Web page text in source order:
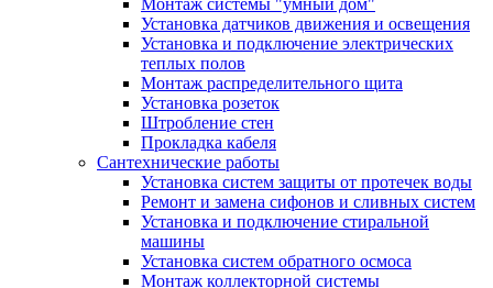
Монтаж системы "умный дом"
Установка датчиков движения и освещения
Установка и подключение электрических
теплых полов
Монтаж распределительного щита
Установка розеток
Штробление стен
Прокладка кабеля
Сантехнические работы
Установка систем защиты от протечек воды
Ремонт и замена сифонов и сливных систем
Установка и подключение стиральной
машины
Установка систем обратного осмоса
Монтаж коллекторной системы